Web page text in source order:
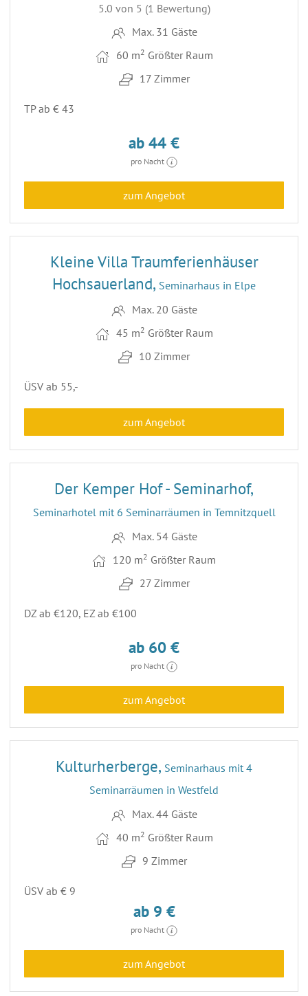
5.0 von 5 (1 Bewertung)
Max. 31 Gäste
60 m2 Größter Raum
17 Zimmer
TP ab € 43
ab 44 €
pro Nacht
zum Angebot
21
Kleine Villa Traumferienhäuser
Hochsauerland, Seminarhaus in Elpe
Max. 20 Gäste
45 m2 Größter Raum
10 Zimmer
ÜSV ab 55,-
zum Angebot
30
Der Kemper Hof - Seminarhof,
Seminarhotel mit 6 Seminarräumen in Temnitzquell
Max. 54 Gäste
120 m2 Größter Raum
27 Zimmer
DZ ab €120, EZ ab €100
ab 60 €
pro Nacht
zum Angebot
29
Kulturherberge, Seminarhaus mit 4
Seminarräumen in Westfeld
Max. 44 Gäste
40 m2 Größter Raum
9 Zimmer
ÜSV ab € 9
ab 9 €
pro Nacht
zum Angebot